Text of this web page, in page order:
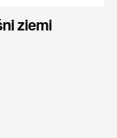
ziemi